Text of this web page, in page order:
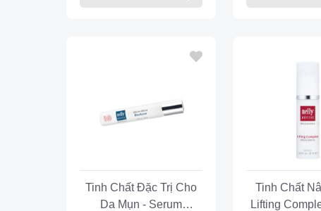
Tinh Chất Đặc Trị Cho
Da Mụn - Serum
Tinh Chất
Lifting